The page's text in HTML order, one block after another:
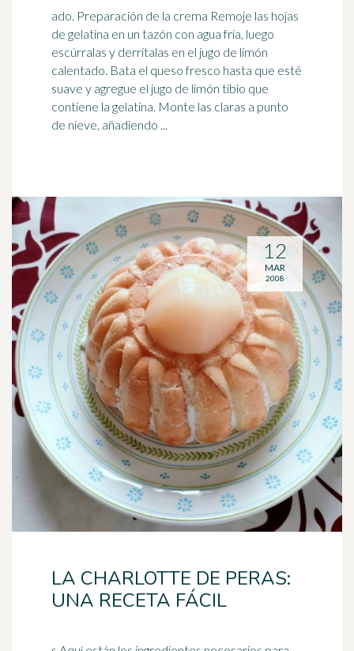
ado. Preparación de la crema Remoje las hojas
de gelatina en un tazón con agua fría, luego
escúrralas y derrítalas en el jugo de limón
calentado. Bata el quesofresco hasta que esté
suave y agregue el jugo de limón tibio que
contiene la gelatina. Monte las claras a punto
de nieve, añadiendo ...
LA CHARLOTTE DE PERAS:
UNA RECETA FÁCIL
12
MAR
2008